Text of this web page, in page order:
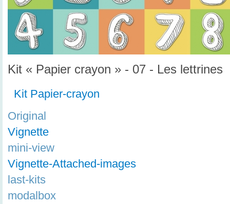
Kit « Papier crayon » - 07 - Les lettrines
Kit Papier-crayon
Original
Vignette
mini-view
Vignette-Attached-images
last-kits
modalbox